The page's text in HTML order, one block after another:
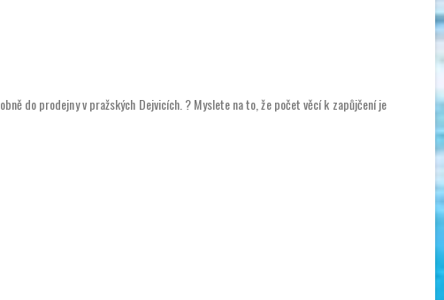
do prodejny v pražských Dejvicích. ? Myslete na to, že počet věcí k zapůjčení je